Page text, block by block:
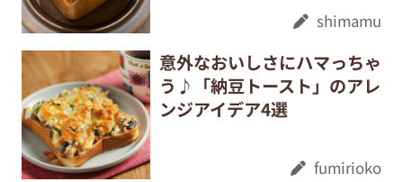
shimamu
意外なおいしさにハマっちゃ
う♪「納豆トースト」のアレ
ンジアイデア4選
fumirioko